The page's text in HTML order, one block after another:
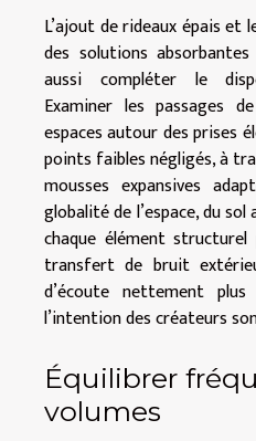
L’ajout de rideaux épais
des solutions
aussi compléter le
Examiner les passages
espaces autour des prises
points faibles négligés, à
mousses expansives
globalité de l’espace, du
chaque élément
transfert de bruit
d’écoute nettement
l’intention des créateurs
Équilibrer
volumes